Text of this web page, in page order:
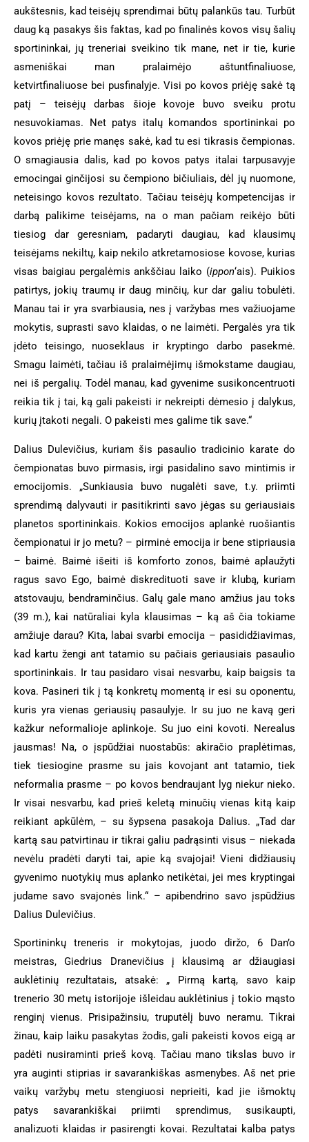
aukštesnis, kad teisėjų sprendimai būtų palankūs tau. Turbūt
daug ką pasakys šis faktas, kad po finalinės kovos visų šalių
sportininkai, jų treneriai sveikino tik mane, net ir tie, kurie
asmeniškai man pralaimėjo aštuntfinaliuose,
ketvirtfinaliuose bei pusfinalyje. Visi po kovos priėję sakė tą
patį – teisėjų darbas šioje kovoje buvo sveiku protu
nesuvokiamas. Net patys italų komandos sportininkai po
kovos priėję prie manęs sakė, kad tu esi tikrasis čempionas.
O smagiausia dalis, kad po kovos patys italai tarpusavyje
emocingai ginčijosi su čempiono bičiuliais, dėl jų nuomone,
neteisingo kovos rezultato. Tačiau teisėjų kompetencijas ir
darbą palikime teisėjams, na o man pačiam reikėjo būti
tiesiog dar geresniam, padaryti daugiau, kad klausimų
teisėjams nekiltų, kaip nekilo atkretamosiose kovose, kurias
visas baigiau pergalėmis ankščiau laiko (ippon‘ais). Puikios
patirtys, jokių traumų ir daug minčių, kur dar galiu tobulėti.
Manau tai ir yra svarbiausia, nes į varžybas mes važiuojame
mokytis, suprasti savo klaidas, o ne laimėti. Pergalės yra tik
įdėto teisingo, nuoseklaus ir kryptingo darbo pasekmė.
Smagu laimėti, tačiau iš pralaimėjimų išmokstame daugiau,
nei iš pergalių. Todėl manau, kad gyvenime susikoncentruoti
reikia tik į tai, ką gali pakeisti ir nekreipti dėmesio į dalykus,
kurių įtakoti negali. O pakeisti mes galime tik save.“
Dalius Dulevičius, kuriam šis pasaulio tradicinio karate do
čempionatas buvo pirmasis, irgi pasidalino savo mintimis ir
emocijomis. „Sunkiausia buvo nugalėti save, t.y. priimti
sprendimą dalyvauti ir pasitikrinti savo jėgas su geriausiais
planetos sportininkais. Kokios emocijos aplankė ruošiantis
čempionatui ir jo metu? – pirminė emocija ir bene stipriausia
– baimė. Baimė išeiti iš komforto zonos, baimė aplaužyti
ragus savo Ego, baimė diskredituoti save ir klubą, kuriam
atstovauju, bendraminčius. Galų gale mano amžius jau toks
(39 m.), kai natūraliai kyla klausimas – ką aš čia tokiame
amžiuje darau? Kita, labai svarbi emocija – pasididžiavimas,
kad kartu žengi ant tatamio su pačiais geriausiais pasaulio
sportininkais. Ir tau pasidaro visai nesvarbu, kaip baigsis ta
kova. Pasineri tik į tą konkretų momentą ir esi su oponentu,
kuris yra vienas geriausių pasaulyje. Ir su juo ne kavą geri
kažkur neformalioje aplinkoje. Su juo eini kovoti. Nerealus
jausmas! Na, o įspūdžiai nuostabūs: akiračio praplėtimas,
tiek tiesiogine prasme su jais kovojant ant tatamio, tiek
neformalia prasme – po kovos bendraujant lyg niekur nieko.
Ir visai nesvarbu, kad prieš keletą minučių vienas kitą kaip
reikiant apkūlėm, – su šypsena pasakoja Dalius. „Tad dar
kartą sau patvirtinau ir tikrai galiu padrąsinti visus – niekada
nevėlu pradėti daryti tai, apie ką svajojai! Vieni didžiausių
gyvenimo nuotykių mus aplanko netikėtai, jei mes kryptingai
judame savo svajonės link.“ – apibendrino savo įspūdžius
Dalius Dulevičius.
Sportininkų treneris ir mokytojas, juodo diržo, 6 Dan’o
meistras, Giedrius Dranevičius į klausimą ar džiaugiasi
auklėtinių rezultatais, atsakė: „ Pirmą kartą, savo kaip
trenerio 30 metų istorijoje išleidau auklėtinius į tokio mąsto
renginį vienus. Prisipažinsiu, truputėlį buvo neramu. Tikrai
žinau, kaip laiku pasakytas žodis, gali pakeisti kovos eigą ar
padėti nusiraminti prieš kovą. Tačiau mano tikslas buvo ir
yra auginti stiprias ir savarankiškas asmenybes. Aš net prie
vaikų varžybų metu stengiuosi neprieiti, kad jie išmoktų
patys savarankiškai priimti sprendimus, susikaupti,
analizuoti klaidas ir pasirengti kovai. Rezultatai kalba patys